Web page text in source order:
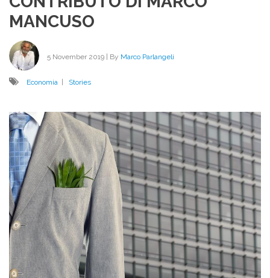
MANCUSO
5 November 2019 | By Marco Parlangeli
Economia Stories